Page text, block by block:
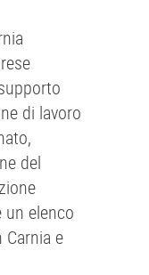
di lavoro
del
elenco
e